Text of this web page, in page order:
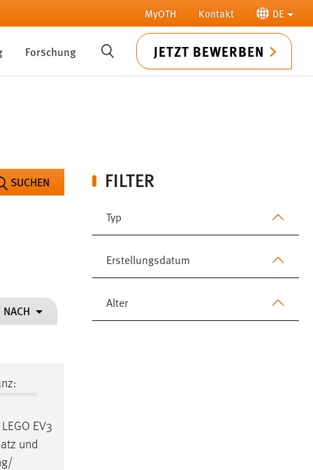
MyOTH Kontakt DE
Forschung SUCHE JETZT BEWERBEN
FILTER
Typ
Erstellungsdatum
Alter
SUCHEN
NACH
EV3
und